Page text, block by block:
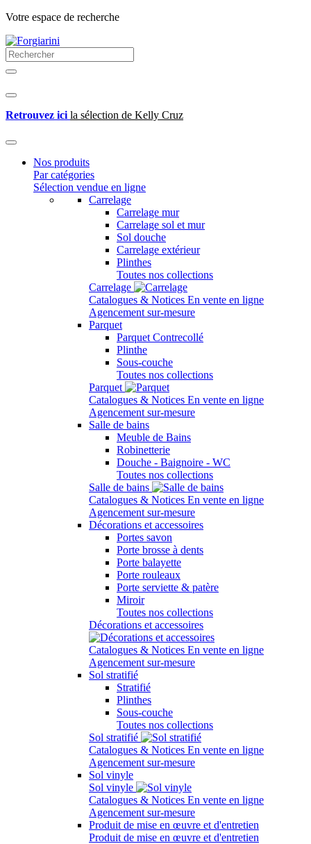
Votre espace de recherche
Retrouvez ici la sélection de Kelly Cruz
Nos produits
Par catégories
Sélection vendue en ligne
Carrelage
Carrelage mur
Carrelage sol et mur
Sol douche
Carrelage extérieur
Plinthes
Toutes nos collections
Carrelage
Catalogues & Notices En vente en ligne
Agencement sur-mesure
Parquet
Parquet Contrecollé
Plinthe
Sous-couche
Toutes nos collections
Parquet
Catalogues & Notices En vente en ligne
Agencement sur-mesure
Salle de bains
Meuble de Bains
Robinetterie
Douche - Baignoire - WC
Toutes nos collections
Salle de bains
Catalogues & Notices En vente en ligne
Agencement sur-mesure
Décorations et accessoires
Portes savon
Porte brosse à dents
Porte balayette
Porte rouleaux
Porte serviette & patère
Miroir
Toutes nos collections
Décorations et accessoires
Catalogues & Notices En vente en ligne
Agencement sur-mesure
Sol stratifié
Stratifié
Plinthes
Sous-couche
Toutes nos collections
Sol stratifié
Catalogues & Notices En vente en ligne
Agencement sur-mesure
Sol vinyle
Sol vinyle
Catalogues & Notices En vente en ligne
Agencement sur-mesure
Produit de mise en œuvre et d'entretien
Produit de mise en œuvre et d'entretien